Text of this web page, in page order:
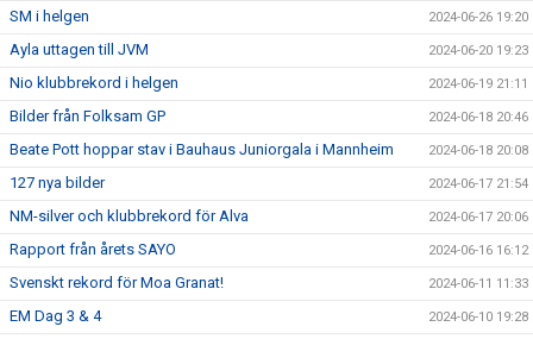
SM i helgen 2024-06-26 19:20
Ayla uttagen till JVM 2024-06-20 19:23
Nio klubbrekord i helgen 2024-06-19 21:11
Bilder från Folksam GP 2024-06-18 20:46
Beate Pott hoppar stav i Bauhaus Juniorgala i Mannheim 2024-06-18 20:08
127 nya bilder 2024-06-17 21:54
NM-silver och klubbrekord för Alva 2024-06-17 20:06
Rapport från årets SAYO 2024-06-16 16:12
Svenskt rekord för Moa Granat! 2024-06-11 11:33
EM Dag 3 & 4 2024-06-10 19:28